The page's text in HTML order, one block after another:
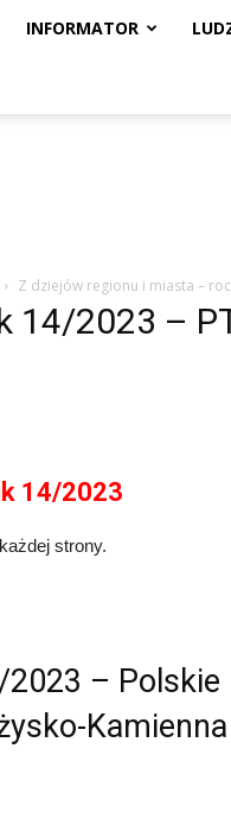
INFORMATOR
Z dziejów regionu i miasta –
14/2023 –
14/2023
strony.
– Polskie